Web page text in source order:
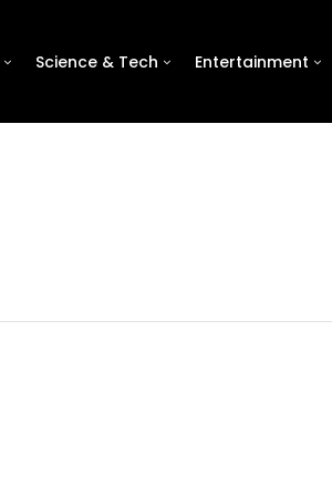
Science & Tech Entertainment